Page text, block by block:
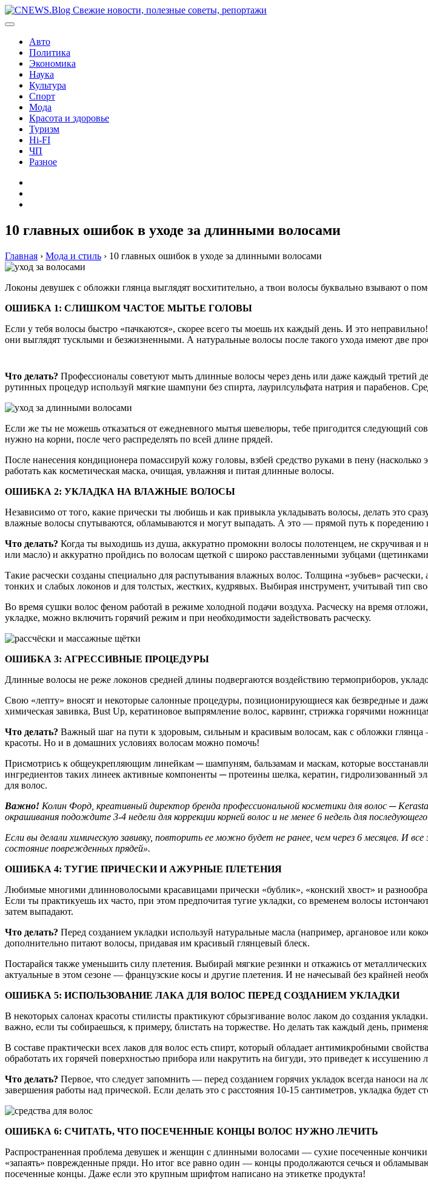
Перейти
к
Авто
Политика
Экономика
Наука
Культура
Спорт
Мода
Красота и здоровье
Туризм
Hi-FI
ЧП
Разное
10 главных ошибок в уходе за длинными волосами
Главная › Мода и стиль › 10 главных ошибок в уходе за длинными волосами
Локоны девушек с обложки глянца выглядят восхитительно, а твои волосы буквально взывают о
ОШИБКА 1: СЛИШКОМ ЧАСТОЕ МЫТЬЕ ГОЛОВЫ
Если у тебя волосы быстро «пачкаются», скорее всего ты моешь их каждый день. И это
они выглядят тусклыми и безжизненными. А натуральные волосы после такого ухода имеют две
Что делать? Профессионалы советуют мыть длинные волосы через день или даже каждый третий
рутинных процедур используй мягкие шампуни без спирта, лаурилсульфата натрия и парабенов.
Если же ты не можешь отказаться от ежедневного мытья шевелюры, тебе пригодится следующий
нужно на корни, после чего распределять по всей длине прядей.
После нанесения кондиционера помассируй кожу головы, взбей средство руками в пену
работать как косметическая маска, очищая, увлажняя и питая длинные волосы.
ОШИБКА 2: УКЛАДКА НА ВЛАЖНЫЕ ВОЛОСЫ
Независимо от того, какие прически ты любишь и как привыкла укладывать волосы, делать это
влажные волосы спутываются, обламываются и могут выпадать. А это — прямой путь к
Что делать? Когда ты выходишь из душа, аккуратно промокни волосы полотенцем, не скручивая и
или масло) и аккуратно пройдись по волосам щеткой с широко расставленными зубцами
Такие расчески созданы специально для распутывания влажных волос. Толщина «зубьев»
тонких и слабых локонов и для толстых, жестких, кудрявых. Выбирая инструмент, учитывай тип
Во время сушки волос феном работай в режиме холодной подачи воздуха. Расческу на время
укладке, можно включить горячий режим и при необходимости задействовать расческу.
ОШИБКА 3: АГРЕССИВНЫЕ ПРОЦЕДУРЫ
Длинные волосы не реже локонов средней длины подвергаются воздействию термоприборов,
Свою «лепту» вносят и некоторые салонные процедуры, позиционирующиеся как безвредные и
химическая завивка, Bust Up, кератиновое выпрямление волос, карвинг, стрижка горячими
Что делать? Важный шаг на пути к здоровым, сильным и красивым волосам, как с обложки глянца
красоты. Но и в домашних условиях волосам можно помочь!
Присмотрись к общеукрепляющим линейкам ─ шампуням, бальзамам и маскам, которые
ингредиентов таких линеек активные компоненты ─ протеины шелка, кератин, гидролизованный
для волос.
Важно! Колин Форд, креативный директор бренда профессиональной косметики для волос ─
окрашивания подождите 3-4 недели для коррекции корней волос и не менее 6 недель для
Если вы делали химическую завивку, повторить ее можно будет не ранее, чем через 6 месяцев. И
состояние поврежденных прядей».
ОШИБКА 4: ТУГИЕ ПРИЧЕСКИ И АЖУРНЫЕ ПЛЕТЕНИЯ
Любимые многими длинноволосыми красавицами прически «бублик», «конский хвост» и
Если ты практикуешь их часто, при этом предпочитая тугие укладки, со временем волосы
затем выпадают.
Что делать? Перед созданием укладки используй натуральные масла (например, аргановое или
дополнительно питают волосы, придавая им красивый глянцевый блеск.
Постарайся также уменьшить силу плетения. Выбирай мягкие резинки и откажись от
актуальные в этом сезоне — французские косы и другие плетения. И не начесывай без крайней
ОШИБКА 5: ИСПОЛЬЗОВАНИЕ ЛАКА ДЛЯ ВОЛОС ПЕРЕД СОЗДАНИЕМ УКЛАДКИ
В некоторых салонах красоты стилисты практикуют сбрызгивание волос лаком до создания
важно, если ты собираешься, к примеру, блистать на торжестве. Но делать так каждый день,
В составе практически всех лаков для волос есть спирт, который обладает антимикробными
обработать их горячей поверхностью прибора или накрутить на бигуди, это приведет к
Что делать? Первое, что следует запомнить — перед созданием горячих укладок всегда наноси
завершения работы над прической. Если делать это с расстояния 10-15 сантиметров, укладка будет
ОШИБКА 6: СЧИТАТЬ, ЧТО ПОСЕЧЕННЫЕ КОНЦЫ ВОЛОС НУЖНО ЛЕЧИТЬ
Распространенная проблема девушек и женщин с длинными волосами — сухие посеченные
«запаять» поврежденные пряди. Но итог все равно один — концы продолжаются сечься и
посеченные концы. Даже если это крупным шрифтом написано на этикетке продукта!